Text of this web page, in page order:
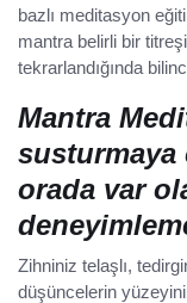
bazlı meditasyon
mantra belirli bir
tekrarlandığında
Mantra
susturmaya
orada var
Zihniniz telaşlı,
düşüncelerin